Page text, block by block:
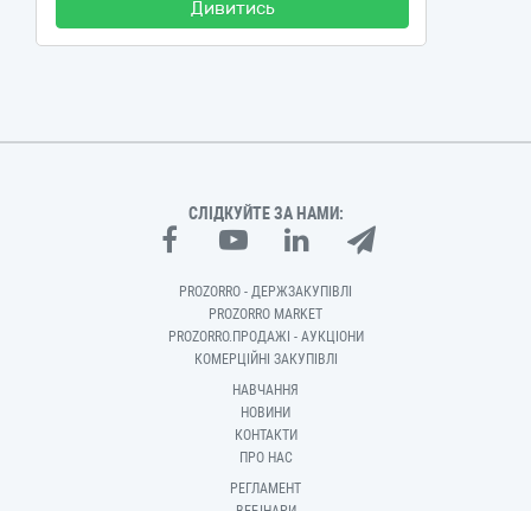
Дивитись
СЛІДКУЙТЕ ЗА НАМИ:
PROZORRO - ДЕРЖЗАКУПІВЛІ
PROZORRO MARKET
PROZORRO.ПРОДАЖІ - АУКЦІОНИ
КОМЕРЦІЙНІ ЗАКУПІВЛІ
НАВЧАННЯ
НОВИНИ
КОНТАКТИ
ПРО НАС
РЕГЛАМЕНТ